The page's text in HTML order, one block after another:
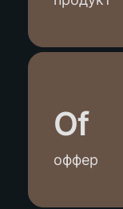
Of
оффер